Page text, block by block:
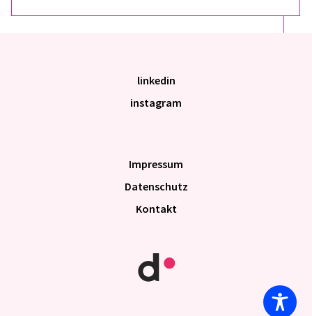
Impres­sum
Daten­schutz
Kontakt
linkedin
instagram